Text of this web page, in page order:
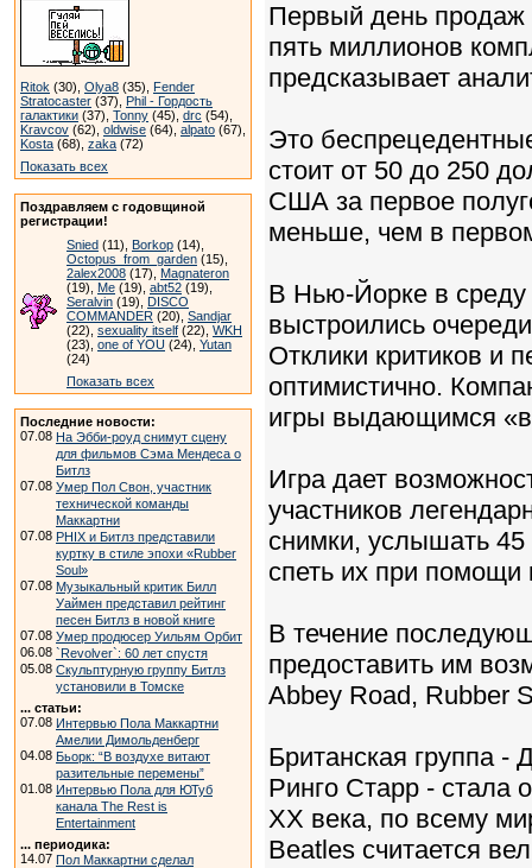
Ritok (30), Olya8 (35), Fender
Stratocaster (37), Phil - Гордость
галактики (37), Tonny (45), drc (54),
Kravcov (62), oldwise (64), alpato (67),
Kosta (68), zaka (72)
Показать всех
Поздравляем с годовщиной
регистрации!
Snied (11), Borkop (14),
Octopus_from_garden (15),
2alex2008 (17), Magnateron
(19), Me (19), abt52 (19),
Seralvin (19), DISCO
COMMANDER (20), Sandjar
(22), sexuality itself (22), WKH
(23), one of YOU (24), Yutan
(24)
Показать всех
Последние новости:
07.08 На Эбби-роуд снимут сцену
для фильмов Сэма Мендеса о
Битлз
07.08 Умер Пол Свон, участник
технической команды
Маккартни
07.08 PHIX и Битлз представили
куртку в стиле эпохи «Rubber
Soul»
07.08 Музыкальный критик Билл
Уаймен представил рейтинг
песен Битлз в новой книге
07.08 Умер продюсер Уильям Орбит
06.08 `Revolver`: 60 лет спустя
05.08 Скульптурную группу Битлз
установили в Томске
... статьи:
07.08 Интервью Пола Маккартни
Амелии Димольденберг
04.08 Бьорк: “В воздухе витают
разительные перемены”
01.08 Интервью Пола для ЮТуб
канала The Rest is
Entertainment
... периодика:
14.07 Пол Маккартни сделал
Первый день продаж
пять миллионов
предсказывает
Это
стоит от 50 до 250
США за первое
меньше, чем в
В Нью-Йорке в среду
выстроились
Отклики критиков и
оптимистично.
игры выдающимся «в
Игра дает
участников
снимки, услышать 45
спеть их при помощи
В течение
предоставить им
Abbey Road, Rubber
Британская группа
Ринго Старр - стала
XX века, по всему
Beatles считается